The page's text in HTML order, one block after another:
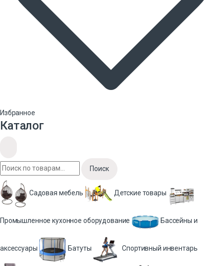
Избранное
Каталог
Поиск
Садовая мебель Детские товары
Промышленное кухонное оборудование Бассейны и
аксессуары Батуты Спортивный инвентарь